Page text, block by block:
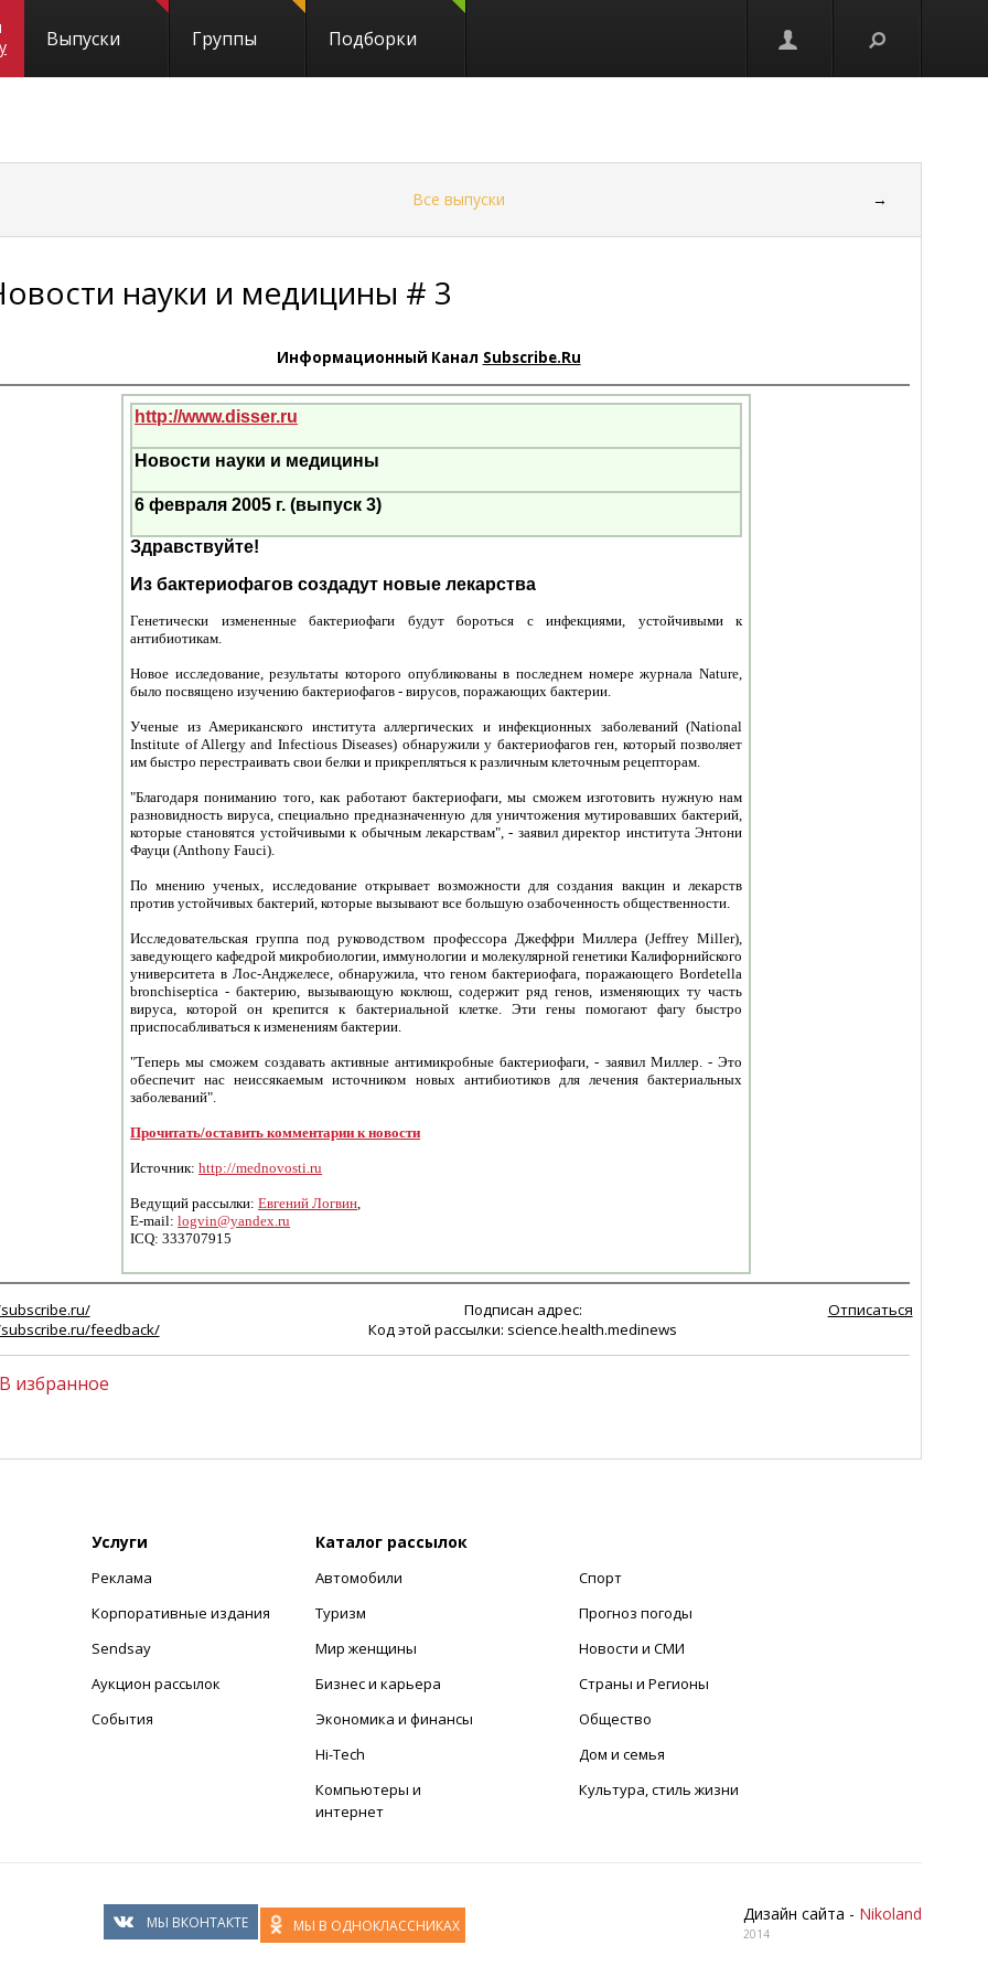
Выпуски Группы Подборки
Все выпуски →
науки и медицины # 3
Информационный Канал Subscribe.Ru
http://www.disser.ru
Новости науки и медицины
6 февраля 2005 г. (выпуск 3)
Здравствуйте!
Из бактериофагов создадут новые лекарства
Генетически измененные бактериофаги будут бороться с инфекциями, устойчивыми к
антибиотикам.
Новое исследование, результаты которого опубликованы в последнем номере журнала Nature,
было посвящено изучению бактериофагов - вирусов, поражающих бактерии.
Ученые из Американского института аллергических и инфекционных заболеваний (National
Institute of Allergy and Infectious Diseases) обнаружили у бактериофагов ген, который позволяет
им быстро перестраивать свои белки и прикрепляться к различным клеточным рецепторам.
"Благодаря пониманию того, как работают бактериофаги, мы сможем изготовить нужную нам
разновидность вируса, специально предназначенную для уничтожения мутировавших бактерий,
которые становятся устойчивыми к обычным лекарствам", - заявил директор института Энтони
Фауци (Anthony Fauci).
По мнению ученых, исследование открывает возможности для создания вакцин и лекарств
против устойчивых бактерий, которые вызывают все большую озабоченность общественности.
Исследовательская группа под руководством профессора Джеффри Миллера (Jeffrey Miller),
заведующего кафедрой микробиологии, иммунологии и молекулярной генетики Калифорнийского
университета в Лос-Анджелесе, обнаружила, что геном бактериофага, поражающего Bordetella
bronchiseptica - бактерию, вызывающую коклюш, содержит ряд генов, изменяющих ту часть
вируса, которой он крепится к бактериальной клетке. Эти гены помогают фагу быстро
приспосабливаться к изменениям бактерии.
"Теперь мы сможем создавать активные антимикробные бактериофаги, - заявил Миллер. - Это
обеспечит нас неиссякаемым источником новых антибиотиков для лечения бактериальных
заболеваний".
Прочитать/оставить комментарии к новости
Источник:http://mednovosti.ru
Ведущий рассылки:Евгений Логвин,
E-mail:logvin@yandex.ru
ICQ: 333707915
feedback/
Подписан адрес:
Код этой рассылки: science.health.medinews
Отписаться
В избранное
Услуги
Реклама
Корпоративные издания
Sendsay
Аукцион рассылок
События
Каталог рассылок
Автомобили
Туризм
Мир женщины
Бизнес и карьера
Экономика и финансы
Hi-Tech
Компьютеры и
интернет
Спорт
Прогноз погоды
Новости и СМИ
Страны и Регионы
Общество
Дом и семья
Культура, стиль жизни
Дизайн сайта - Nikoland
2014
МЫ ВКОНТАКТЕ МЫ В ОДНОКЛАССНИКАХ